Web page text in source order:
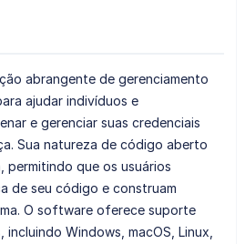
abrangente de gerenciamento
ajudar indivíduos e
e gerenciar suas credenciais
Sua natureza de código aberto
permitindo que os usuários
de seu código e construam
O software oferece suporte
Windows, macOS, Linux,